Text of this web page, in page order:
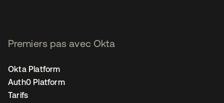
Premiers pas avec Okta
Okta Platform
Auth0 Platform
Tarifs